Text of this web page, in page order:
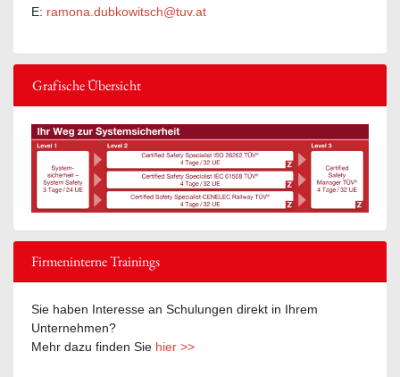
E: ramona.dubkowitsch@tuv.at
Grafische Übersicht
Firmeninterne Trainings
Sie haben Interesse an Schulungen direkt in Ihrem
Unternehmen?
Mehr dazu finden Sie hier >>